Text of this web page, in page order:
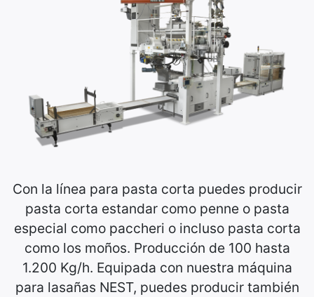
Con la línea para pasta corta puedes producir
pasta corta estandar como penne o pasta
especial como paccheri o incluso pasta corta
como los moños. Producción de 100 hasta
1.200 Kg/h. Equipada con nuestra máquina
para lasañas NEST, puedes producir también